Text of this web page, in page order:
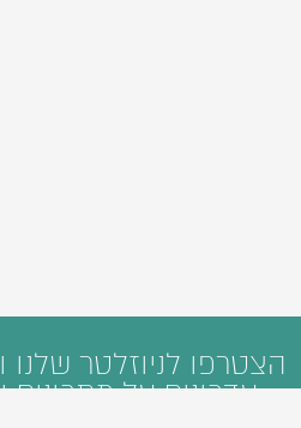
הצטרפו לניוזלטר שלנו
עדכונים על מתכונים